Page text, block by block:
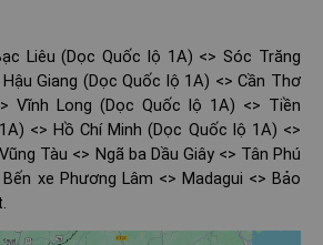
Liêu (Dọc Quốc lộ 1A) <> Sóc Trăng
Giang (Dọc Quốc lộ 1A) <> Cần Thơ
Vĩnh Long (Dọc Quốc lộ 1A) <> Tiền
<> Hồ Chí Minh (Dọc Quốc lộ 1A) <>
Tàu <> Ngã ba Dầu Giây <> Tân Phú
xe Phương Lâm <> Madagui <> Bảo